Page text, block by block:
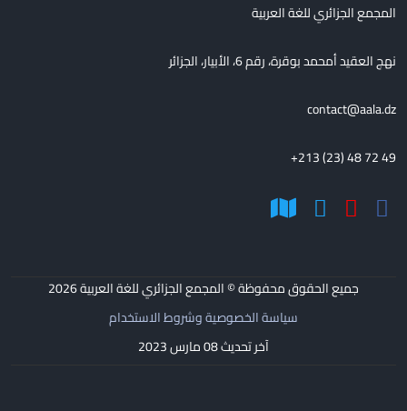
المجمع الجزائري للغة العربية
نهج العقيد أمحمد بوقرة، رقم 6، الأبيار، الجزائر
contact@aala.dz
+213 (23) 48 72 49
جميع الحقوق محفوظة © المجمع الجزائري للغة العربية2026
سياسة الخصوصية وشروط الاستخدام
آخر تحديث 08 مارس 2023